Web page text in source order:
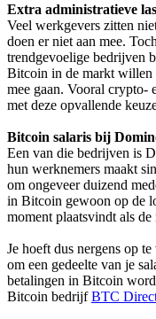
Extra administratieve
Veel werkgevers zitten
doen er niet aan mee.
trendgevoelige bedrijven
Bitcoin in de markt willen
mee gaan. Vooral crypto-
met deze opvallende
Bitcoin salaris bij
Een van die bedrijven is
hun werknemers maakt
om ongeveer duizend
in Bitcoin gewoon op de
moment plaatsvindt als
Je hoeft dus nergens op
om een gedeelte van je
betalingen in Bitcoin
Bitcoin bedrijfBTC